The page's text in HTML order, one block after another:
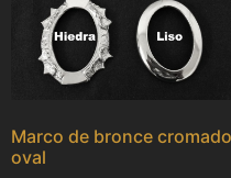
Marco de bronce cromado
oval